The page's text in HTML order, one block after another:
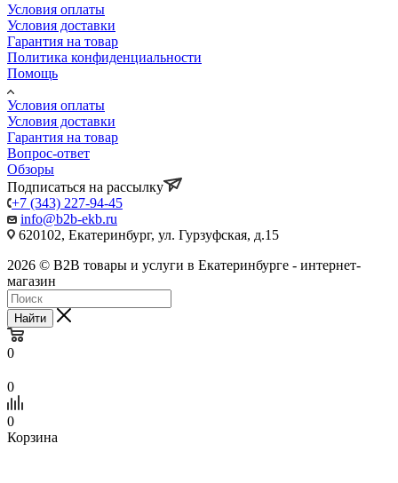
Условия оплаты
Условия доставки
Гарантия на товар
Политика конфиденциальности
Помощь
Условия оплаты
Условия доставки
Гарантия на товар
Вопрос-ответ
Обзоры
Подписаться на рассылку
+7 (343) 227-94-45
info@b2b-ekb.ru
620102, Екатеринбург, ул. Гурзуфская, д.15
2026 © B2B товары и услуги в Екатеринбурге - интернет-
магазин
Найти
0
0
0
Корзина